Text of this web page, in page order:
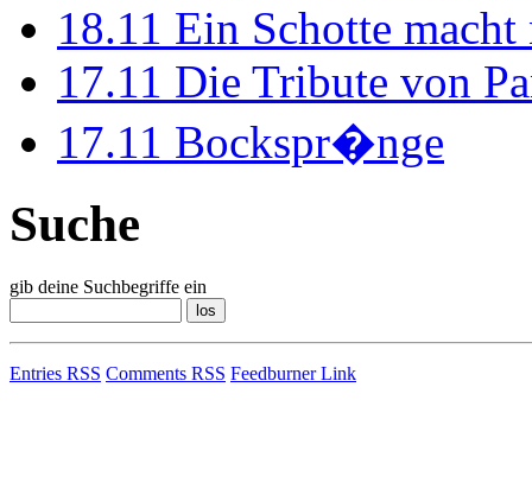
18.11 Ein Schotte
17.11 Die Tribute von
17.11 Bockspr�nge
Suche
gib deine Suchbegriffe ein
Entries RSS Comments RSS Feedburner Link